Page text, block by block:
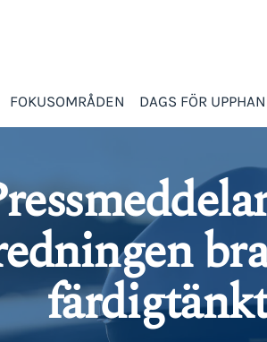
FOKUSOMRÅDEN DAGS FÖR